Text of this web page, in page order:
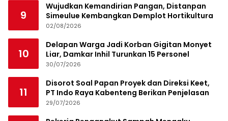
9
Wujudkan Kemandirian Pangan, Distanpan
Simeulue Kembangkan Demplot Hortikultura
02/08/2026
10
Delapan Warga Jadi Korban Gigitan Monyet
Liar, Damkar Inhil Turunkan 15 Personel
30/07/2026
11
Disorot Soal Papan Proyek dan Direksi Keet,
PT Indo Raya Kabenteng Berikan Penjelasan
29/07/2026